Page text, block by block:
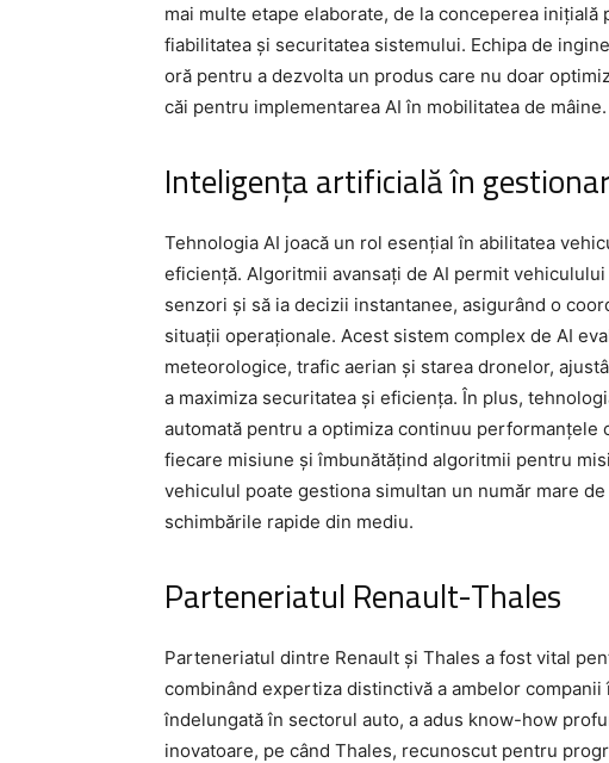
mai multe etape elaborate, de la conceperea
fiabilitatea și securitatea sistemului. Echipa de
oră pentru a dezvolta un produs care nu doar
căi pentru implementarea AI în mobilitatea de mâine.
Inteligența artificială în
Tehnologia AI joacă un rol esențial în abilitatea
eficiență. Algoritmii avansați de AI permit
senzori și să ia decizii instantanee, asigurând o
situații operaționale. Acest sistem complex de AI
meteorologice, trafic aerian și starea dronelor,
a maximiza securitatea și eficiența. În plus,
automată pentru a optimiza continuu performanțele
fiecare misiune și îmbunătățind algoritmii pentru
vehiculul poate gestiona simultan un număr mare
schimbările rapide din mediu.
Parteneriatul Renault-Thales
Parteneriatul dintre Renault și Thales a fost vital
combinând expertiza distinctivă a ambelor
îndelungată în sectorul auto, a adus know-how
inovatoare, pe când Thales, recunoscut pentru